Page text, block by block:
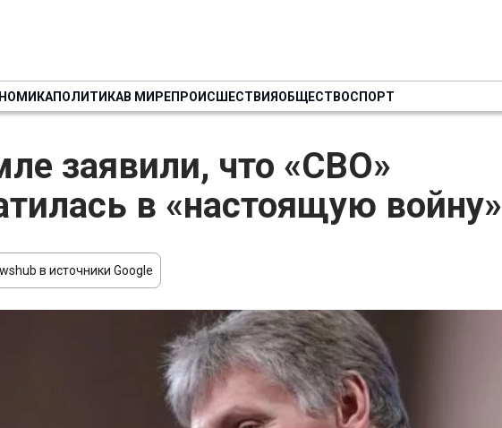
ПОЛИТИКАВ МИРЕПРОИСШЕСТВИЯОБЩЕСТВОСПОРТ
заявили, что «СВО»
в «настоящую войну»
в источники Google